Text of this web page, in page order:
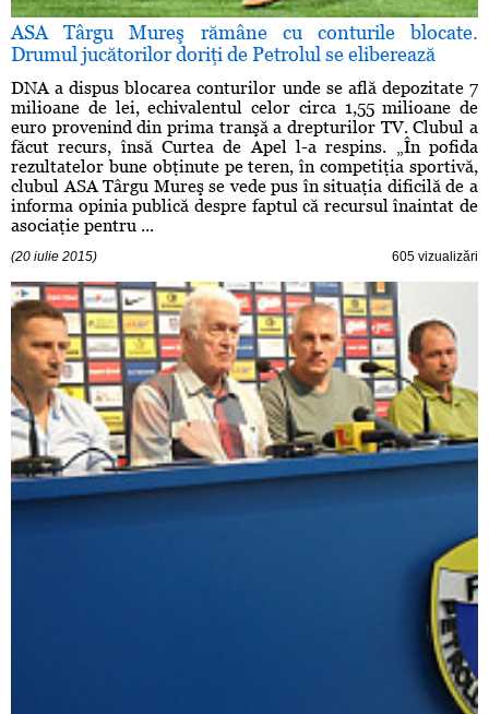
ASA Târgu Mureş rămâne cu conturile blocate.
Drumul jucătorilor doriţi de Petrolul se eliberează
DNA a dispus blocarea conturilor unde se află depozitate 7
milioane de lei, echivalentul celor circa 1,55 milioane de
euro provenind din prima tranşă a drepturilor TV. Clubul a
făcut recurs, însă Curtea de Apel l-a respins. „În pofida
rezultatelor bune obţinute pe teren, în competiţia sportivă,
clubul ASA Târgu Mureş se vede pus în situaţia dificilă de a
informa opinia publică despre faptul că recursul înaintat de
asociaţie pentru ...
(20 iulie 2015) 605 vizualizări